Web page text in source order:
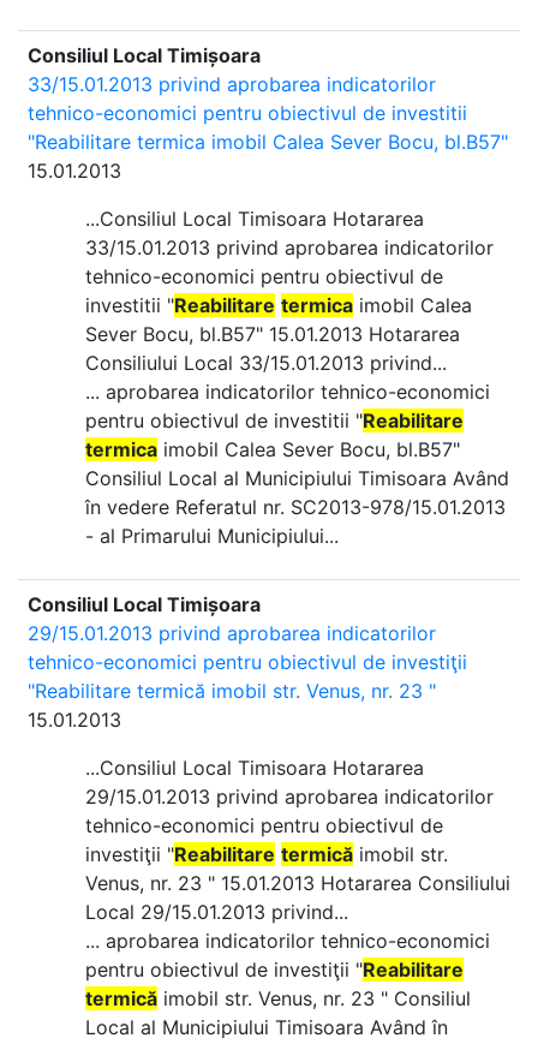
Consiliul Local Timișoara
33/15.01.2013 privind aprobarea indicatorilor
tehnico-economici pentru obiectivul de investitii
"Reabilitare termica imobil Calea Sever Bocu, bl.B57"
15.01.2013
...Consiliul Local Timisoara Hotararea
33/15.01.2013 privind aprobarea indicatorilor
tehnico-economici pentru obiectivul de
investitii "Reabilitare termica imobil Calea
Sever Bocu, bl.B57" 15.01.2013 Hotararea
Consiliului Local 33/15.01.2013 privind...
... aprobarea indicatorilor tehnico-economici
pentru obiectivul de investitii "Reabilitare
termica imobil Calea Sever Bocu, bl.B57"
Consiliul Local al Municipiului Timisoara Având
în vedere Referatul nr. SC2013-978/15.01.2013
- al Primarului Municipiului...
Consiliul Local Timișoara
29/15.01.2013 privind aprobarea indicatorilor
tehnico-economici pentru obiectivul de investiţii
"Reabilitare termică imobil str. Venus, nr. 23 "
15.01.2013
...Consiliul Local Timisoara Hotararea
29/15.01.2013 privind aprobarea indicatorilor
tehnico-economici pentru obiectivul de
investiţii "Reabilitare termică imobil str.
Venus, nr. 23 " 15.01.2013 Hotararea Consiliului
Local 29/15.01.2013 privind...
... aprobarea indicatorilor tehnico-economici
pentru obiectivul de investiţii "Reabilitare
termică imobil str. Venus, nr. 23 " Consiliul
Local al Municipiului Timisoara Având în